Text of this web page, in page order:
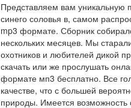
Представляем вам уникальную
синего соловья в, самом
mp3 формате. Сборник
нескольких месяцев. Мы
охотников и любителей дикой
скачать или же прослушать
формате мп3 бесплатно. Все
качестве, что с большей
природы. Имеется возможность